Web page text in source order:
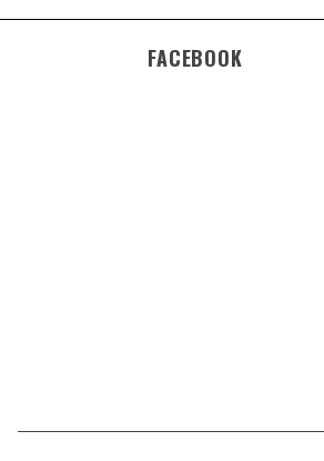
FACEBOOK